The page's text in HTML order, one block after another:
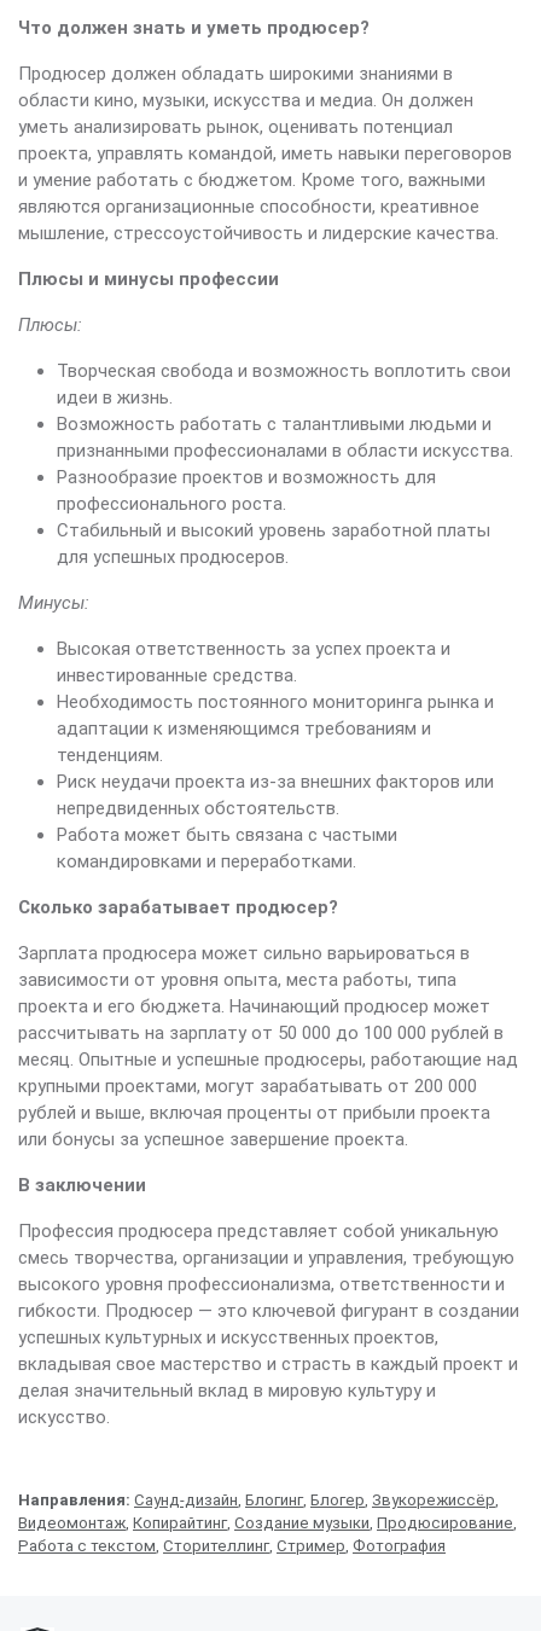
Что должен знать и уметь продюсер?
Продюсер должен обладать широкими знаниями в
области кино, музыки, искусства и медиа. Он должен
уметь анализировать рынок, оценивать потенциал
проекта, управлять командой, иметь навыки переговоров
и умение работать с бюджетом. Кроме того, важными
являются организационные способности, креативное
мышление, стрессоустойчивость и лидерские качества.
Плюсы и минусы профессии
Плюсы:
Творческая свобода и возможность воплотить свои
идеи в жизнь.
Возможность работать с талантливыми людьми и
признанными профессионалами в области искусства.
Разнообразие проектов и возможность для
профессионального роста.
Стабильный и высокий уровень заработной платы
для успешных продюсеров.
Минусы:
Высокая ответственность за успех проекта и
инвестированные средства.
Необходимость постоянного мониторинга рынка и
адаптации к изменяющимся требованиям и
тенденциям.
Риск неудачи проекта из-за внешних факторов или
непредвиденных обстоятельств.
Работа может быть связана с частыми
командировками и переработками.
Сколько зарабатывает продюсер?
Зарплата продюсера может сильно варьироваться в
зависимости от уровня опыта, места работы, типа
проекта и его бюджета. Начинающий продюсер может
рассчитывать на зарплату от 50 000 до 100 000 рублей в
месяц. Опытные и успешные продюсеры, работающие над
крупными проектами, могут зарабатывать от 200 000
рублей и выше, включая проценты от прибыли проекта
или бонусы за успешное завершение проекта.
В заключении
Профессия продюсера представляет собой уникальную
смесь творчества, организации и управления, требующую
высокого уровня профессионализма, ответственности и
гибкости. Продюсер — это ключевой фигурант в создании
успешных культурных и искусственных проектов,
вкладывая свое мастерство и страсть в каждый проект и
делая значительный вклад в мировую культуру и
искусство.
Направления: Саунд-дизайн, Блогинг, Блогер, Звукорежиссёр,
Видеомонтаж, Копирайтинг, Создание музыки, Продюсирование,
Работа с текстом, Сторителлинг, Стример, Фотография